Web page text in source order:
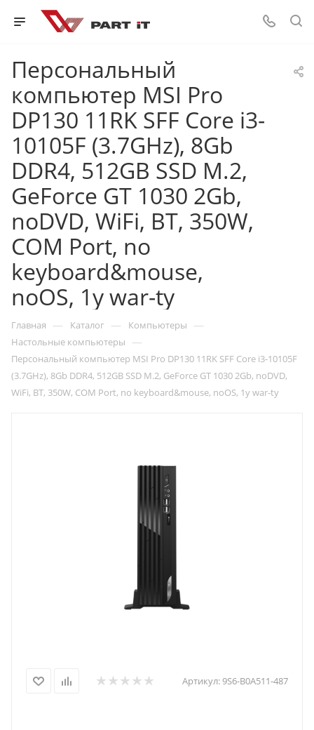
Персональный
компьютер MSI Pro
DP130 11RK SFF Core i3-
10105F (3.7GHz), 8Gb
DDR4, 512GB SSD M.2,
GeForce GT 1030 2Gb,
noDVD, WiFi, BT, 350W,
COM Port, no
keyboard&mouse,
noOS, 1y war-ty
Главная — Каталог — Компьютеры —
Настольные компьютеры —
Персональный компьютер MSI Pro DP130 11RK SFF Core i3-10105F
(3.7GHz), 8Gb DDR4, 512GB SSD M.2, GeForce GT 1030 2Gb, noDVD,
WiFi, BT, 350W, COM Port, no keyboard&mouse, noOS, 1y war-ty
Артикул:9S6-B0A511-487